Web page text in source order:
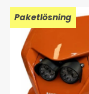
Paketlösning